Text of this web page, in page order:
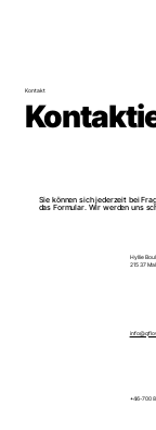
Kontakt
Sie können sich jederzeit bei
das Formular. Wir werden uns
Hyllie
215 37
+46-700